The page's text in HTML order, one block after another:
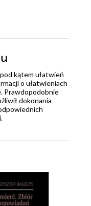
kątem ułatwień
o ułatwieniach
Prawdopodobnie
dokonania